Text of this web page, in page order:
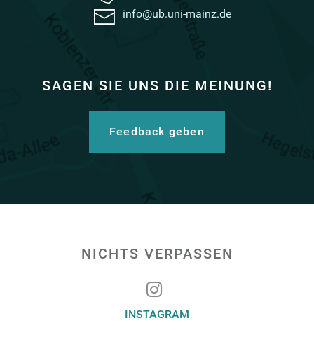
info@ub.uni-mainz.de
SAGEN SIE UNS DIE MEINUNG!
Feedback geben
NICHTS VERPASSEN
INSTAGRAM